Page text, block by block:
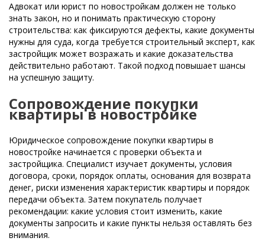
Адвокат или юрист по новостройкам должен не только
знать закон, но и понимать практическую сторону
строительства: как фиксируются дефекты, какие документы
нужны для суда, когда требуется строительный эксперт, как
застройщик может возражать и какие доказательства
действительно работают. Такой подход повышает шансы
на успешную защиту.
Сопровождение покупки
квартиры в новостройке
Юридическое сопровождение покупки квартиры в
новостройке начинается с проверки объекта и
застройщика. Специалист изучает документы, условия
договора, сроки, порядок оплаты, основания для возврата
денег, риски изменения характеристик квартиры и порядок
передачи объекта. Затем покупатель получает
рекомендации: какие условия стоит изменить, какие
документы запросить и какие пункты нельзя оставлять без
внимания.